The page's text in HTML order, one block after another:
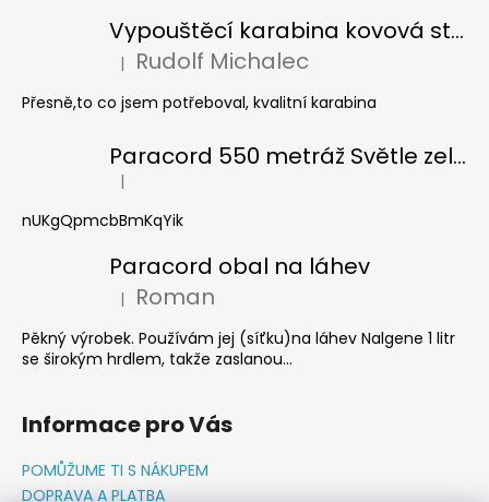
Vypouštěcí karabina kovová stříbrná
Hodnocení produktu je 5 z 5 hvězdiček.
| Rudolf Michalec
Přesně,to co jsem potřeboval, kvalitní karabina
Paracord 550 metráž Světle zelená
Hodnocení produktu je 5 z 5 hvězdiček.
|
nUKgQpmcbBmKqYik
Paracord obal na láhev
Hodnocení produktu je 5 z 5 hvězdiček.
| Roman
Pěkný výrobek. Používám jej (síťku)na láhev Nalgene 1 litr
se širokým hrdlem, takže zaslanou...
Informace pro Vás
POMŮŽUME TI S NÁKUPEM
DOPRAVA A PLATBA